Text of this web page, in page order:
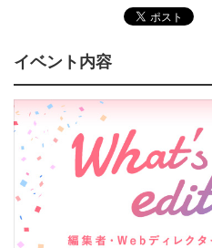
イベント内容